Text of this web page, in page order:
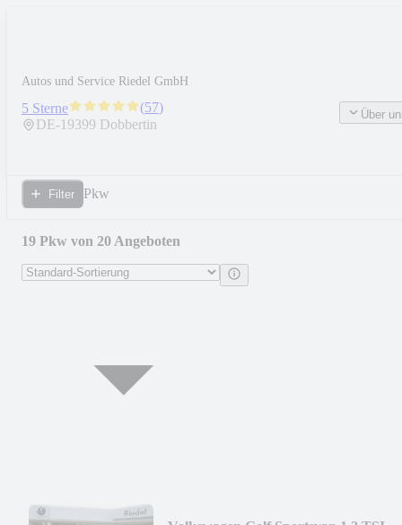
Autos und Service Riedel GmbH
5 Sterne (57)
DE-19399 Dobbertin
Über
Filter Pkw
19 Pkw von 20 Angeboten